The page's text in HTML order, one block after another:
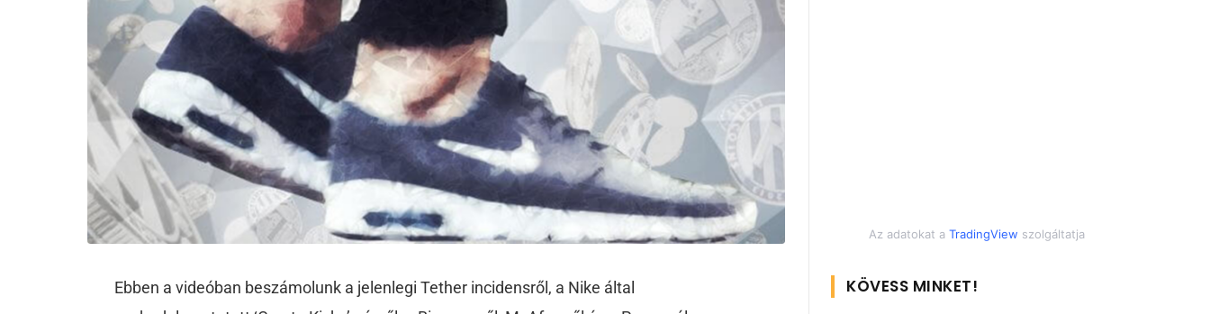
Ebben a videóban beszámolunk a jelenlegi Tether incidensről, a Nike által
Az adatokat a TradingView szolgáltatja
KÖVESS MINKET!